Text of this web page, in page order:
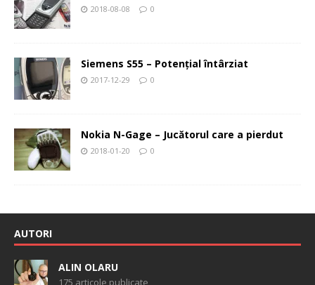
2018-08-08 0
Siemens S55 – Potenţial întârziat
2017-12-29 0
Nokia N-Gage – Jucătorul care a pierdut
2018-01-20 0
AUTORI
ALIN OLARU
175 articole publicate